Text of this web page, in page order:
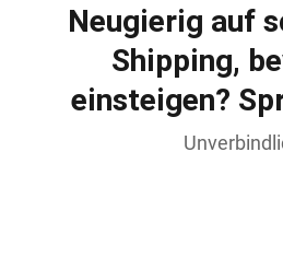
Neugierig auf
Shipping,
einsteigen?